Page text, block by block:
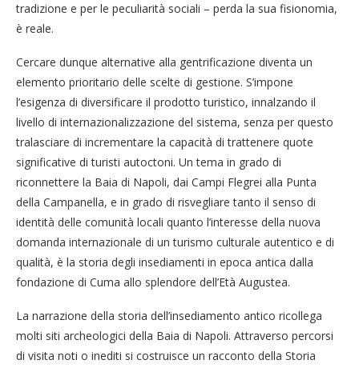
tradizione e per le peculiarità sociali – perda la sua fisionomia,
è reale.
Cercare dunque alternative alla gentrificazione diventa un
elemento prioritario delle scelte di gestione. S’impone
l’esigenza di diversificare il prodotto turistico, innalzando il
livello di internazionalizzazione del sistema, senza per questo
tralasciare di incrementare la capacità di trattenere quote
significative di turisti autoctoni. Un tema in grado di
riconnettere la Baia di Napoli, dai Campi Flegrei alla Punta
della Campanella, e in grado di risvegliare tanto il senso di
identità delle comunità locali quanto l’interesse della nuova
domanda internazionale di un turismo culturale autentico e di
qualità, è la storia degli insediamenti in epoca antica dalla
fondazione di Cuma allo splendore dell’Età Augustea.
La narrazione della storia dell’insediamento antico ricollega
molti siti archeologici della Baia di Napoli. Attraverso percorsi
di visita noti o inediti si costruisce un racconto della Storia